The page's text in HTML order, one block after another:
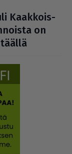
Kaakkois-
on